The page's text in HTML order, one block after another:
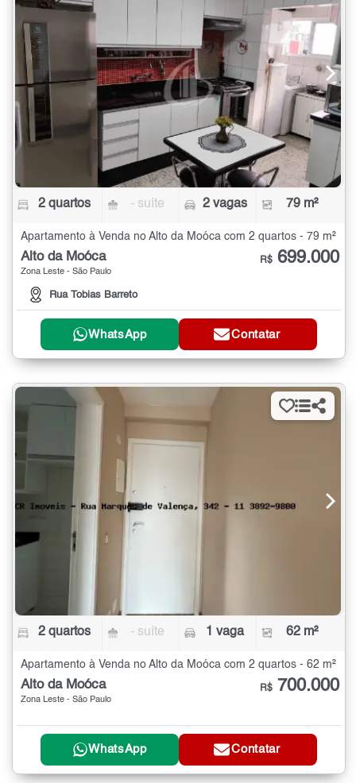
2 quartos - suíte 2 vagas 79 m²
Apartamento à Venda no Alto da Moóca com 2 quartos - 79 m²
Alto da Moóca
Zona Leste - São Paulo
Rua Tobias Barreto
R$ 699.000
WhatsApp Contatar
2 quartos - suíte 1 vaga 62 m²
Apartamento à Venda no Alto da Moóca com 2 quartos - 62 m²
Alto da Moóca
Zona Leste - São Paulo
R$ 700.000
WhatsApp Contatar